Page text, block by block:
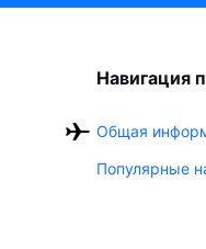
Навигация
Общая
Популярные